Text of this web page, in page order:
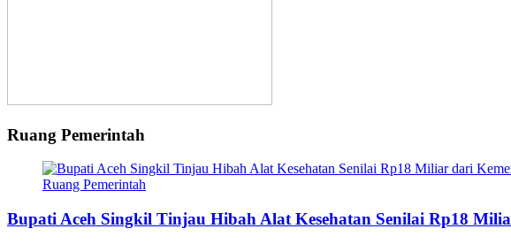
Ruang Pemerintah
Ruang Pemerintah
Bupati Aceh Singkil Tinjau Hibah Alat Kesehatan Senilai Rp18